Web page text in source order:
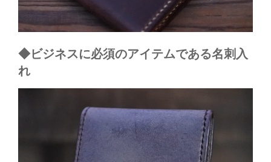
◆ビジネスに必須のアイテムである名刺入
れ